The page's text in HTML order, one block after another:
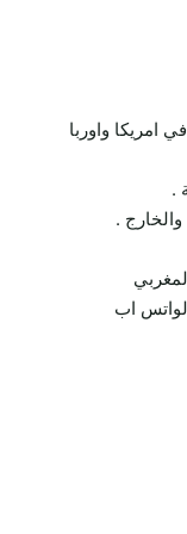
امريكا واوربا
.
.
اب